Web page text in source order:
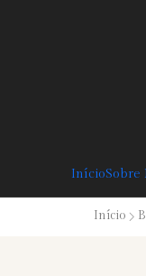
InícioSobre
Início